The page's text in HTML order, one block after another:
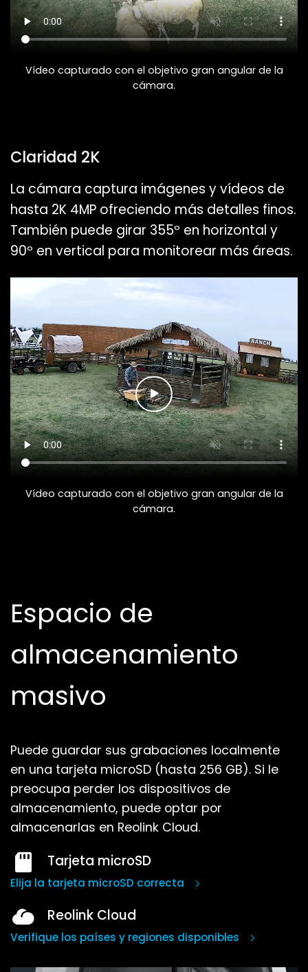
Vídeo capturado con el objetivo gran angular de la
cámara.
Vídeo capturado con el objetivo gran angular de la
cámara.
Claridad 2K
La cámara captura imágenes y vídeos de
hasta 2K 4MP ofreciendo más detalles finos.
También puede girar 355º en horizontal y
90º en vertical para monitorear más áreas.
Espacio de
almacenamiento
masivo
Puede guardar sus grabaciones localmente
en una tarjeta microSD (hasta 256 GB). Si le
preocupa perder los dispositivos de
almacenamiento, puede optar por
almacenarlas en Reolink Cloud.
Tarjeta microSD
Elija la tarjeta microSD correcta
Reolink Cloud
Verifique los países y regiones disponibles